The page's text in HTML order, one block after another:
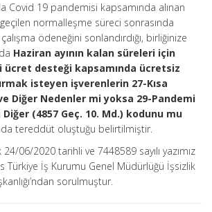
Covid 19 pandemisi kapsamında alınan
normalleşme süreci sonrasında
ödeneğini sonlandırdığı, birliğinize
Haziran ayının kalan süreleri için
ücret desteği kapsamında ücretsiz
isteyen işverenlerin 27-Kısa
Diğer Nedenler mi yoksa 29-Pandemi
(4857 Geç. 10. Md.) kodunu mu
tereddüt oluştuğu belirtilmiştir.
06/2020 tarihli ve 7448589 sayılı yazımız
Türkiye İş Kurumu Genel Müdürlüğü İşsizlik
sorulmuştur.